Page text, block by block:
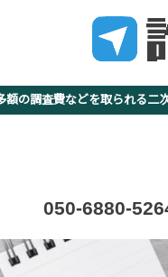
額の調査費などを取られ
050-6880-